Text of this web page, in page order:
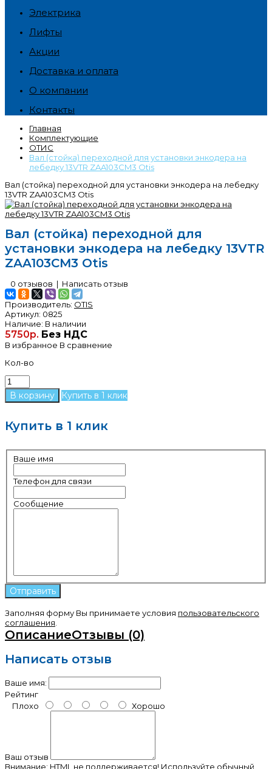
Электрика
Лифты
Акции
Доставка и оплата
О компании
Контакты
Главная
Комплектующие
ОТИС
Вал (стойка) переходной для установки энкодера на
лебедку 13VTR ZAA103CM3 Otis
Вал (стойка) переходной для установки энкодера на лебедку
13VTR ZAA103CM3 Otis
Вал (стойка) переходной для
установки энкодера на лебедку 13VTR
ZAA103CM3 Otis
0 отзывов | Написать отзыв
Производитель: OTIS
Артикул: 0825
Наличие: В наличии
5750р. Без НДС
В избранное В сравнение
Кол-во
Купить в 1 клик
Купить в 1 клик
Ваше имя
Телефон для связи
Сообщение
Заполняя форму Вы принимаете условия пользовательского
соглашения
ОписаниеОтзывы (0)
Написать отзыв
Ваше имя:
Рейтинг
Плохо
Хорошо
Ваш отзыв
Внимание: HTML не поддерживается! Используйте обычный